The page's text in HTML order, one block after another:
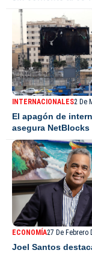
INTERNACIONALES2 De
El apagón de
asegura NetBlocks
ECONOMÍA27 De Febrero
Joel Santos